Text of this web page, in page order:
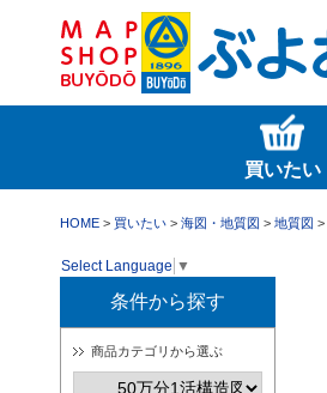
買いたい
HOME > 買いたい > 海図・地質図 > 地質図 >
Select Language ▼
条件から探す
商品カテゴリから選ぶ